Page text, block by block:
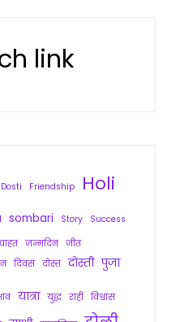
link
Dosti Friendship
Holi
sombari Story
Success
जन्मदिन जीत
दिवस दोस्त दोस्ती पुजा
यात्रा युद्ध राही विश्वास